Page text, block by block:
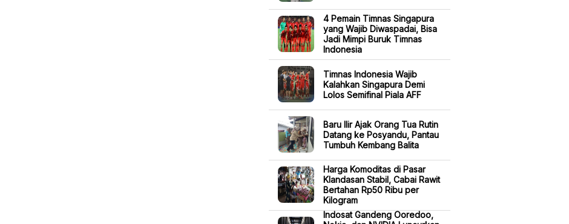
4 Pemain Timnas Singapura
yang Wajib Diwaspadai, Bisa
Jadi Mimpi Buruk Timnas
Indonesia
Timnas Indonesia Wajib
Kalahkan Singapura Demi
Lolos Semifinal Piala AFF
Baru Ilir Ajak Orang Tua Rutin
Datang ke Posyandu, Pantau
Tumbuh Kembang Balita
Harga Komoditas di Pasar
Klandasan Stabil, Cabai Rawit
Bertahan Rp50 Ribu per
Kilogram
Indosat Gandeng Ooredoo,